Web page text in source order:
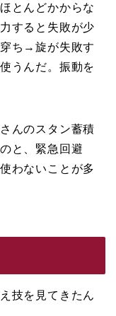
とんどかからな
すると失敗が少
ち→旋が失敗す
うんだ。振動を
んのスタン蓄積
と、緊急回避
わないことが多
技を見てきたん